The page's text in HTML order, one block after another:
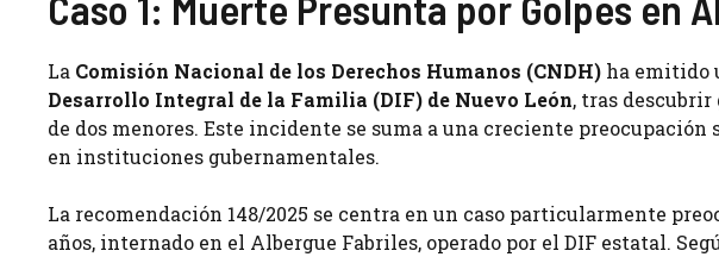
La Comisión Nacional de los Derechos Humanos (CNDH) ha emitido
Desarrollo Integral de la Familia (DIF) de Nuevo León, tras
de dos menores. Este incidente se suma a una creciente
en instituciones gubernamentales.
La recomendación 148/2025 se centra en un caso particularmente
años, internado en el Albergue Fabriles, operado por el DIF estatal.